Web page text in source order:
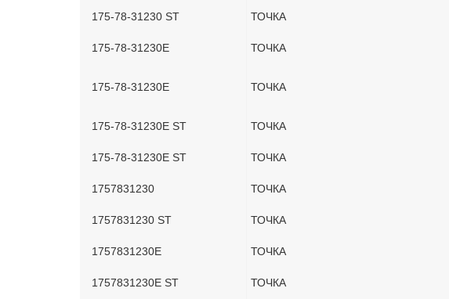
175-78-31230 ST
ТОЧКА
175-78-31230E ТОЧКА
175-78-31230E ТОЧКА
175-78-31230E ST ТОЧКА
175-78-31230E ST
ТОЧКА
1757831230 ТОЧКА
1757831230 ST
ТОЧКА
1757831230E ТОЧКА
1757831230E ST
ТОЧКА